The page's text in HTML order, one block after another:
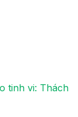
tinh vi: Thách